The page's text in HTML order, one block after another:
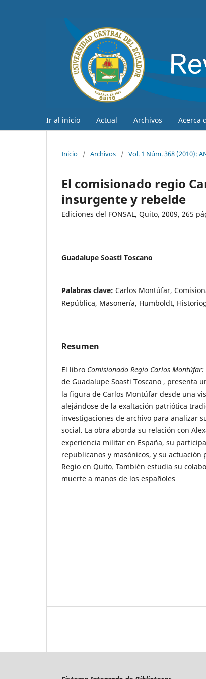
Ir al inicio Actual Archivos Acerca
Inicio / Archivos / Vol. 1 Núm. 368 (2010):
El comisionado regio
insurgente y rebelde
Ediciones del FONSAL, Quito, 2009, 265
Guadalupe Soasti Toscano
Palabras clave: Carlos Montúfar,
República, Masonería, Humboldt,
Resumen
El libro Comisionado Regio Carlos
de Guadalupe Soasti Toscano , presenta
la figura de Carlos Montúfar desde una
alejándose de la exaltación patriótica
investigaciones de archivo para analizar
social. La obra aborda su relación con
experiencia militar en España, su
republicanos y masónicos, y su actuación
Regio en Quito. También estudia su
muerte a manos de los españoles